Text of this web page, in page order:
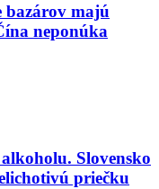
bazárov majú
neponúka
Slovensko
priečku